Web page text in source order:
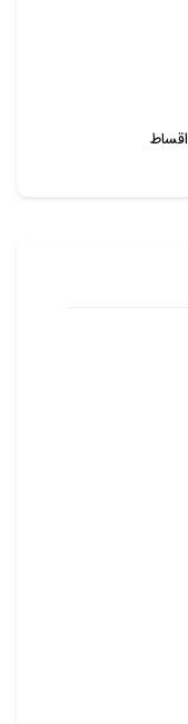
اقساط